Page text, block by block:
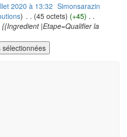
2020 à 13:32 Simonsarazin
) . . (45 octets) (+45) . .
|Etape=Qualifier la